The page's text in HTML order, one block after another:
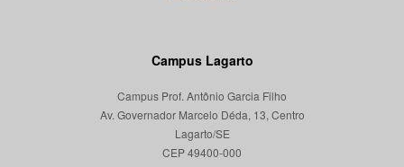
Campus Lagarto
Campus Prof. Antônio Garcia Filho
Av. Governador Marcelo Déda, 13, Centro
Lagarto/SE
CEP 49400-000